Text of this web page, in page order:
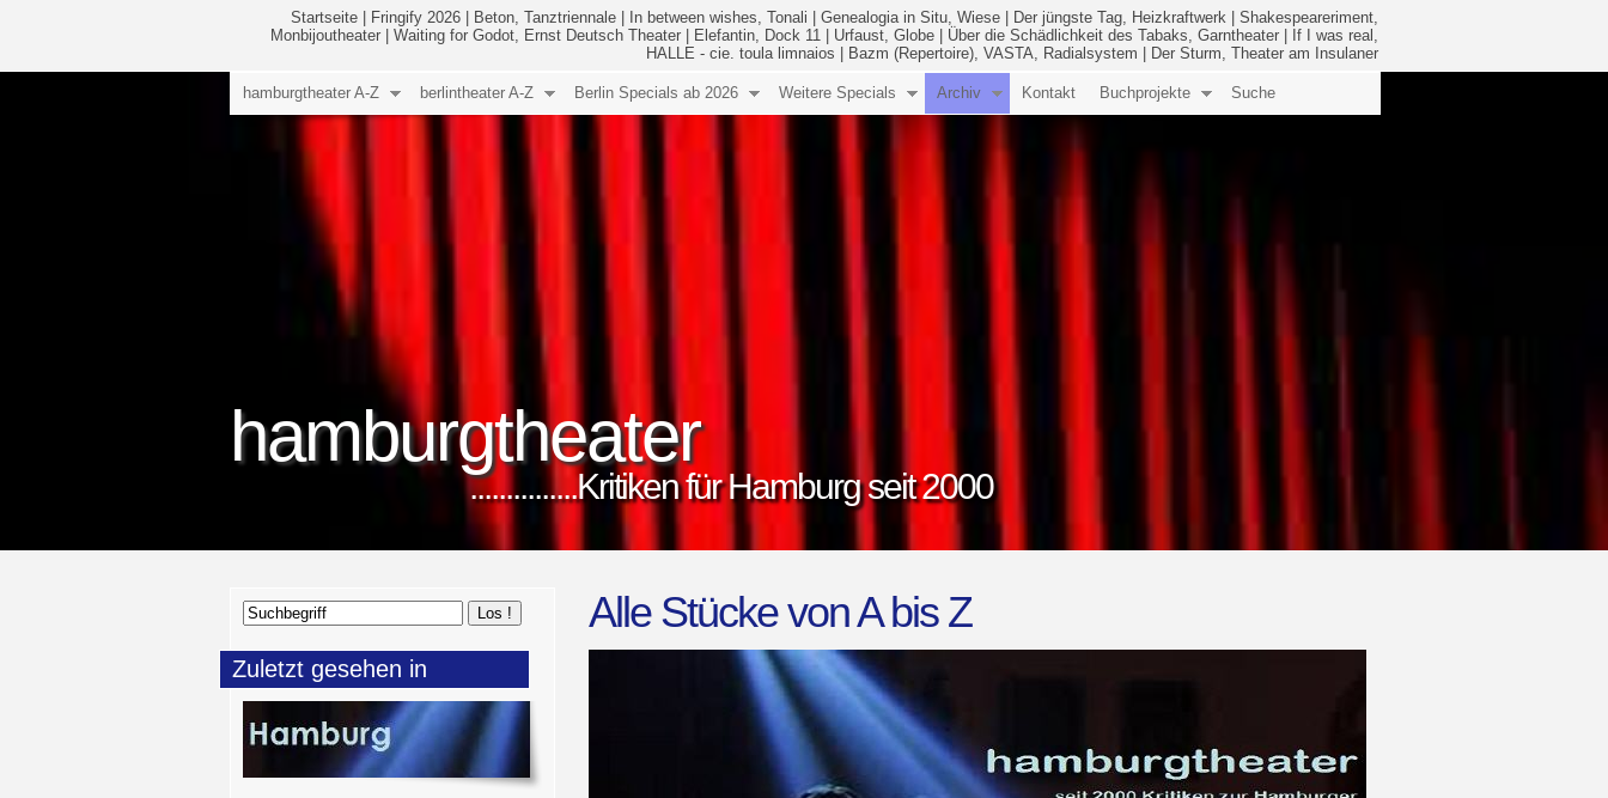
Startseite Fringify 2026 Beton, Tanztriennale In between wishes, Tonali Genealogia in Situ, Wiese Der jüngste Tag, Heizkraftwerk
Shakespeareriment,
Monbijoutheater
Waiting for Godot, Ernst Deutsch Theater Elefantin, Dock 11 Urfaust, Globe Über die Schädlichkeit des Tabaks, Garntheater
If I was real,
HALLE - cie. toula limnaios
Bazm (Repertoire), VASTA, Radialsystem Der Sturm, Theater am Insulaner
hamburgtheater
...............Kritiken für Hamburg seit 2000
hamburgtheater A-Z berlintheater A-Z Berlin Specials ab 2026 Weitere Specials Archiv Kontakt Buchprojekte Suche
Alle Stücke von A bis Z
Zuletzt gesehen in